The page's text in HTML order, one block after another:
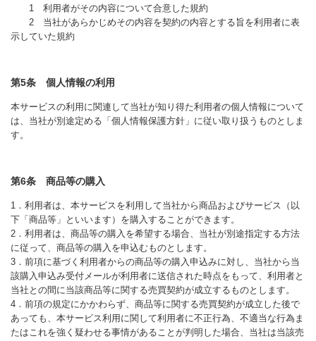
1 利用者がその内容について合意した規約
2 当社があらかじめその内容を契約の内容とする旨を利用者に表
示していた規約
第5条 個人情報の利用
本サービスの利用に関連して当社が知り得た利用者の個人情報について
は、当社が別途定める「個人情報保護方針」に従い取り扱うものとしま
す。
第6条 商品等の購入
1．利用者は、本サービスを利用して当社から商品およびサービス（以
下「商品等」といいます）を購入することができます。
2．利用者は、商品等の購入を希望する場合、当社が別途指定する方法
に従って、商品等の購入を申込むものとします。
3．前項に基づく利用者からの商品等の購入申込みに対し、当社から当
該購入申込み受付メールが利用者に送信された時点をもって、利用者と
当社との間に当該商品等に関する売買契約が成立するものとします。
4．前項の規定にかかわらず、商品等に関する売買契約が成立した後で
あっても、本サービス利用に関して利用者に不正行為、不適当な行為ま
たはこれを強く疑わせる事情があることが判明した場合、当社は当該売